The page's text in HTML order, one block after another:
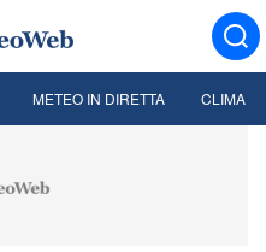
METEO IN DIRETTA CLIMA